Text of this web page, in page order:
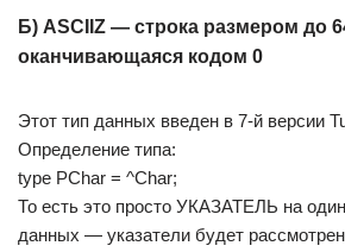
Б) ASCIIZ — строка размером до
оканчивающаяся кодом 0
Этот тип данных введен в 7-й версии
Определение типа:
type PChar = ^Char;
То есть это просто УКАЗАТЕЛЬ на
данных — указатели будет